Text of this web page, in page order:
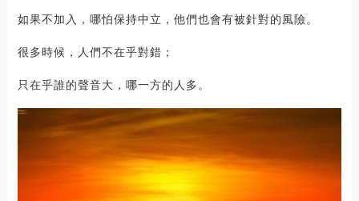
如果不加入，哪怕保持中立，他們也會有被針對的風險。
很多時候，人們不在乎對錯；
只在乎誰的聲音大，哪一方的人多。